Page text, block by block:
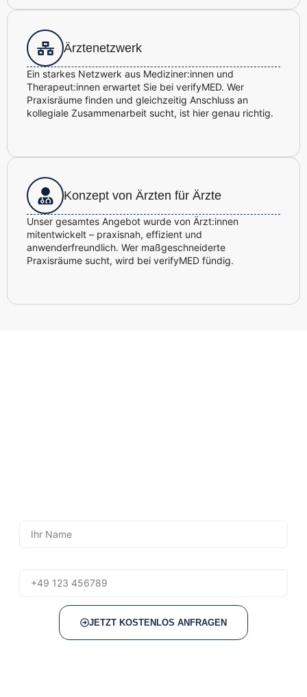
Ärztenetzwerk
Ein starkes Netzwerk aus Mediziner:innen und
Therapeut:innen erwartet Sie bei verifyMED. Wer
Praxisräume finden und gleichzeitig Anschluss an
kollegiale Zusammenarbeit sucht, ist hier genau richtig.
Konzept von Ärzten für Ärzte
Unser gesamtes Angebot wurde von Ärzt:innen
mitentwickelt – praxisnah, effizient und
anwenderfreundlich. Wer maßgeschneiderte
Praxisräume sucht, wird bei verifyMED fündig.
JETZT KOSTENLOS ANFRAGEN